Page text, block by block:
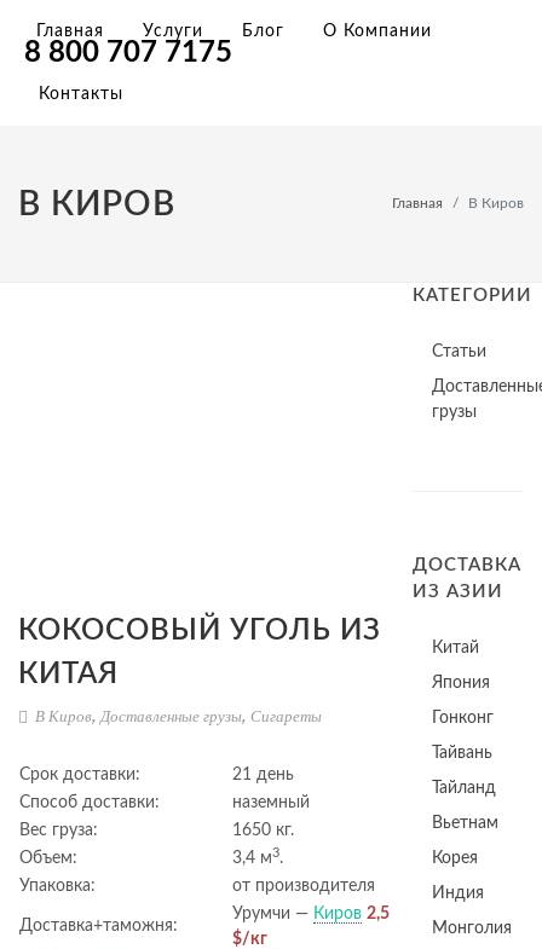
8 800 707 7175
Главная Услуги Блог О Компании
Контакты
В КИРОВ Главная В Киров
КОКОСОВЫЙ УГОЛЬ ИЗ
КИТАЯ
В Киров,Доставленные грузы, Сигареты
Срок доставки:
21 день
Способ доставки:
наземный
Вес груза:
1650 кг.
Объем:
3,4 м3.
Упаковка:
от производителя
Доставка+таможня:
Урумчи — Киров 2,5
$/кг
КАТЕГОРИИ
Статьи
грузы
ДОСТАВКА
ИЗ АЗИИ
Китай
Япония
Гонконг
Тайвань
Тайланд
Вьетнам
Корея
Индия
Монголия